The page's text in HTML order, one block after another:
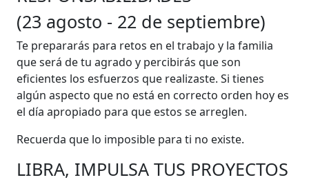
(23 agosto - 22 de septiembre)
Te prepararás para retos en el trabajo y la familia
que será de tu agrado y percibirás que son
eficientes los esfuerzos que realizaste. Si tienes
algún aspecto que no está en correcto orden hoy es
el día apropiado para que estos se arreglen.
Recuerda que lo imposible para ti no existe.
LIBRA, IMPULSA TUS PROYECTOS